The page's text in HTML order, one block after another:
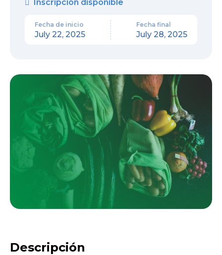
Inscripción disponible
Fecha de inicio
July 22, 2025
Fecha final
July 28, 2025
Descripción